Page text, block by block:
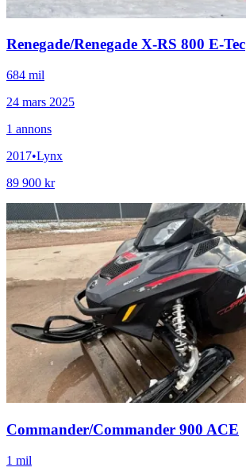
Renegade/Renegade X-RS 800 E-Tec
684 mil
24 mars 2025
1 annons
2017•Lynx
89 900 kr
Commander/Commander 900 ACE
1 mil